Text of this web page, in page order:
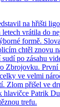
na hřišti
vrátila do
formě.
chtěl znovu
po zásahu
Zbrojovku. První
ve velmi
Zlom přišel ve
hlavičce Patrik
trefu.